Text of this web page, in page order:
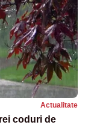
Actualitate
coduri de